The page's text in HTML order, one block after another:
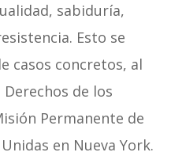
sabiduría,
Esto se
casos concretos, al
de los
Permanente de
en Nueva York.